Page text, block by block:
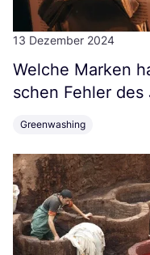
13 Dezember 2024
Wel­che Mar­ken
schen Feh­ler des
Greenwashing